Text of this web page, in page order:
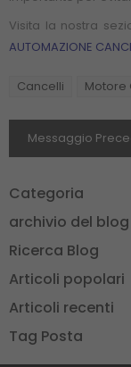
Visita la nostra
AUTOMAZIONE
Cancelli Motore
Messaggio
Categoria
archivio del blog
Ricerca Blog
Articoli popolari
Articoli recenti
Tag Posta